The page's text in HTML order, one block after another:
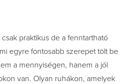
csak praktikus de a fenntartható
egyre fontosabb szerepet tölt be
a mennyiségen, hanem a jól
van. Olyan ruhákon, amelyek